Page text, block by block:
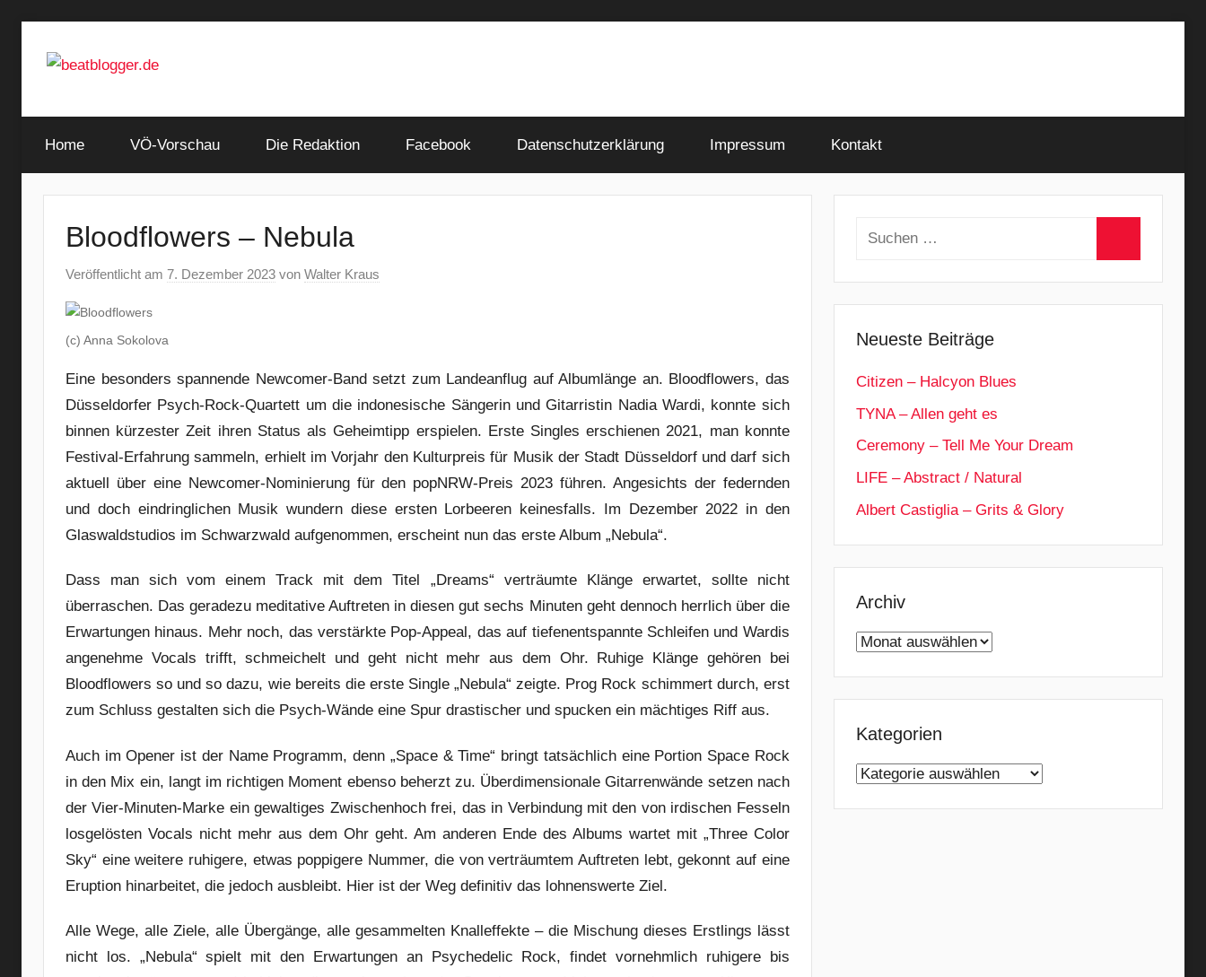
Inhalt
beatblogger.de
and
the
Home VÖ-Vorschau Die Redaktion Facebook Datenschutzerklärung Impressum Kontakt
Bloodflowers – Nebula
Veröffentlicht am 7. Dezember 2023 von Walter Kraus
(c) Anna Sokolova
Eine besonders spannende Newcomer-Band setzt zum Landeanflug auf Albumlänge an. Bloodflowers, das
Düsseldorfer Psych-Rock-Quartett um die indonesische Sängerin und Gitarristin Nadia Wardi, konnte sich
binnen kürzester Zeit ihren Status als Geheimtipp erspielen. Erste Singles erschienen 2021, man konnte
Festival-Erfahrung sammeln, erhielt im Vorjahr den Kulturpreis für Musik der Stadt Düsseldorf und darf sich
aktuell über eine Newcomer-Nominierung für den popNRW-Preis 2023 führen. Angesichts der federnden
und doch eindringlichen Musik wundern diese ersten Lorbeeren keinesfalls. Im Dezember 2022 in den
Glaswaldstudios im Schwarzwald aufgenommen, erscheint nun das erste Album „Nebula“.
Dass man sich vom einem Track mit dem Titel „Dreams“ verträumte Klänge erwartet, sollte nicht
überraschen. Das geradezu meditative Auftreten in diesen gut sechs Minuten geht dennoch herrlich über die
Erwartungen hinaus. Mehr noch, das verstärkte Pop-Appeal, das auf tiefenentspannte Schleifen und Wardis
angenehme Vocals trifft, schmeichelt und geht nicht mehr aus dem Ohr. Ruhige Klänge gehören bei
Bloodflowers so und so dazu, wie bereits die erste Single „Nebula“ zeigte. Prog Rock schimmert durch, erst
zum Schluss gestalten sich die Psych-Wände eine Spur drastischer und spucken ein mächtiges Riff aus.
Auch im Opener ist der Name Programm, denn „Space & Time“ bringt tatsächlich eine Portion Space Rock
in den Mix ein, langt im richtigen Moment ebenso beherzt zu. Überdimensionale Gitarrenwände setzen nach
der Vier-Minuten-Marke ein gewaltiges Zwischenhoch frei, das in Verbindung mit den von irdischen Fesseln
losgelösten Vocals nicht mehr aus dem Ohr geht. Am anderen Ende des Albums wartet mit „Three Color
Sky“ eine weitere ruhigere, etwas poppigere Nummer, die von verträumtem Auftreten lebt, gekonnt auf eine
Eruption hinarbeitet, die jedoch ausbleibt. Hier ist der Weg definitiv das lohnenswerte Ziel.
Alle Wege, alle Ziele, alle Übergänge, alle gesammelten Knalleffekte – die Mischung dieses Erstlings lässt
nicht los. „Nebula“ spielt mit den Erwartungen an Psychedelic Rock, findet vornehmlich ruhigere bis
Suchen
Neueste Beiträge
Citizen – Halcyon Blues
TYNA – Allen geht es
Ceremony – Tell Me Your Dream
LIFE – Abstract / Natural
Albert Castiglia – Grits & Glory
Archiv
Archiv
Kategorien
Kategorien